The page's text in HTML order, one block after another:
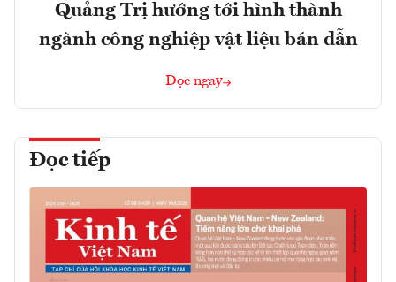
Quảng Trị hướng tới hình thành
ngành công nghiệp vật liệu bán dẫn
Đọc ngay
Đọc tiếp